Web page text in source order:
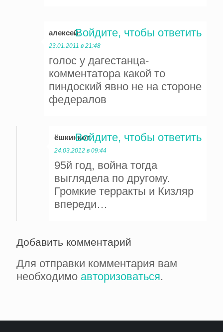
алексей:
23.01.2011 в 21:48
голос у дагестанца-
комментатора какой то
пиндоский явно не на стороне
федералов
Войдите, чтобы ответить
ёшкинкот:
24.03.2012 в 09:44
95й год, война тогда
выглядела по другому.
Громкие терракты и Кизляр
впереди…
Войдите, чтобы ответить
Добавить комментарий
Для отправки комментария вам
необходимо авторизоваться.